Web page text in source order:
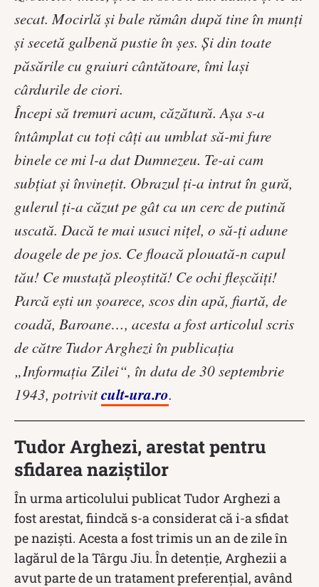
secat. Mocirlă şi bale rămân după tine în munţi
şi secetă galbenă pustie în şes. Şi din toate
păsările cu graiuri cântătoare, îmi laşi
cârdurile de ciori.
Începi să tremuri acum, căzătură. Aşa s-a
întâmplat cu toţi câţi au umblat să-mi fure
binele ce mi l-a dat Dumnezeu. Te-ai cam
subţiat şi învineţit. Obrazul ţi-a intrat în gură,
gulerul ţi-a căzut pe gât ca un cerc de putină
uscată. Dacă te mai usuci niţel, o să-ţi adune
doagele de pe jos. Ce floacă plouată-n capul
tău! Ce mustaţă pleoştită! Ce ochi fleşcăiţi!
Parcă eşti un şoarece, scos din apă, fiartă, de
coadă, Baroane…, acesta a fost articolul scris
de către Tudor Arghezi în publicația
„Informația Zilei“, în data de 30 septembrie
1943, potrivitcult-ura.ro.
Tudor Arghezi, arestat pentru
sfidarea naziștilor
În urma articolului publicat Tudor Arghezi a
fost arestat, fiindcă s-a considerat că i-a sfidat
pe naziști. Acesta a fost trimis un an de zile în
lagărul de la Târgu Jiu. În detenție, Arghezii a
avut parte de un tratament preferențial, având